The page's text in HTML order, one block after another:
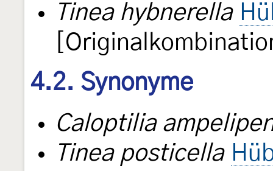
Tinea hybnerella
4.2. Synonyme
Caloptilia
Tinea posticella